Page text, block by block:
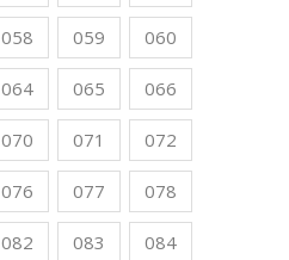
058 059 060
064 065 066
070 071 072
076 077 078
082 083 084